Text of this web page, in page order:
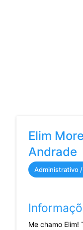
Elim
Andrade
Administrativo
Me chamo Elim!